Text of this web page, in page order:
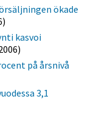
ökade
kasvoi
på årsnivå
3,1